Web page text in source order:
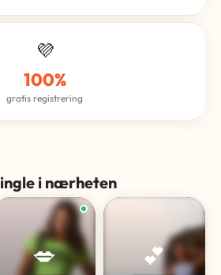
💜
100%
gratis registrering
i nærheten
💋 💕